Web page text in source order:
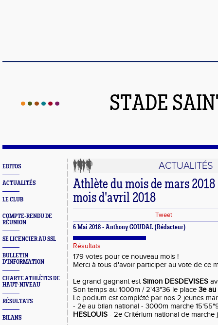
STADE
EDITOS
ACTUALITÉS
LE CLUB
COMPTE-RENDU DE
RÉUNION
SE LICENCIER AU SSL
BULLETIN
D'INFORMATION
CHARTE ATHLÈTES DE
HAUT-NIVEAU
RÉSULTATS
BILANS
ACTUALITÉS
Athlète du mois de mars
mois d'avril 2018
Tweet
6 Mai 2018 - Anthony GOUDAL (Rédacteur)
Résultats
179 votes pour ce nouveau mois !
Merci à tous d'avoir participer au vote de ce
Le grand gagnant estSimon DESDEVISES
Son temps au 1000m / 2'43"36 le place 3e au
Le podium est complété par nos 2 jeunes
- 2e au bilan national - 3000m marche
HESLOUIS - 2e Critérium national de marche